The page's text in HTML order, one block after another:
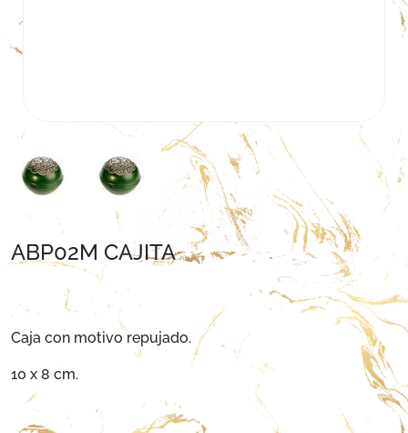
ABP02M CAJITA
Caja con motivo repujado.
10 x 8 cm.